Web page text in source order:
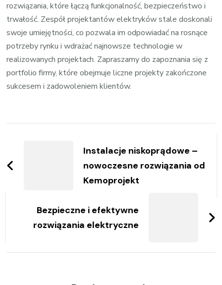
rozwiązania, które łączą funkcjonalność, bezpieczeństwo i
trwałość. Zespół projektantów elektryków stale doskonali
swoje umiejętności, co pozwala im odpowiadać na rosnące
potrzeby rynku i wdrażać najnowsze technologie w
realizowanych projektach. Zapraszamy do zapoznania się z
portfolio firmy, które obejmuje liczne projekty zakończone
sukcesem i zadowoleniem klientów.
Instalacje niskoprądowe –
nowoczesne rozwiązania od
Kemoprojekt
Bezpieczne i efektywne
rozwiązania elektryczne